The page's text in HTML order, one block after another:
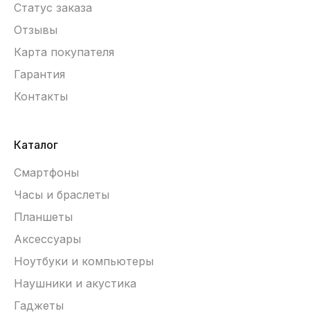
Статус заказа
Отзывы
Карта покупателя
Гарантия
Контакты
Каталог
Смартфоны
Часы и браслеты
Планшеты
Аксессуары
Ноутбуки и компьютеры
Наушники и акустика
Гаджеты